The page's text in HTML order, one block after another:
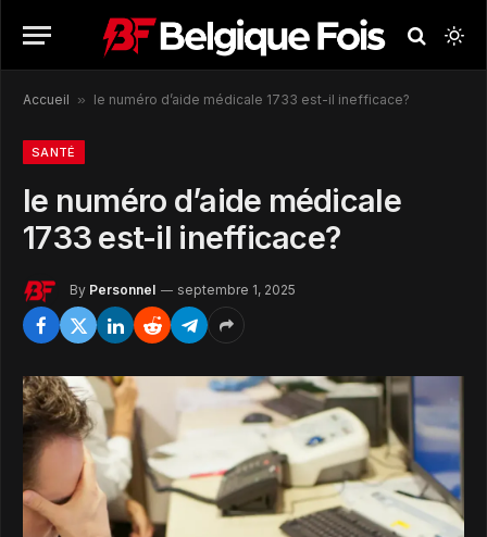
Accueil » le numéro d’aide médicale 1733 est-il inefficace?
SANTÉ
le numéro d’aide médicale
1733 est-il inefficace?
By Personnel septembre 1, 2025